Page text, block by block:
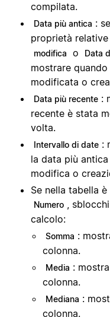
compilata.
Data più antica :
proprietà
modifica
o Data
mostrare
modificata o
Data più recente :
recente è stata
volta.
Intervallo di date :
la data più
modifica o
Se nella tabella
Numero
,
calcolo:
Somma :
colonna.
Media :
colonna.
Mediana :
colonna.